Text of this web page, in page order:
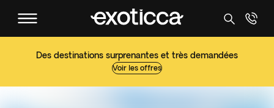
Des destinations surprenantes et très demandées
Voir les offres